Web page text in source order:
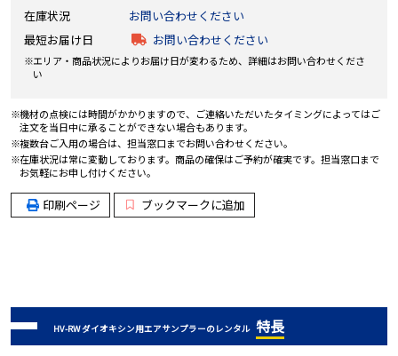
在庫状況
お問い合わせください
最短お届け日
お問い合わせください
エリア・商品状況によりお届け日が変わるため、詳細はお問い合わせくださ
い
機材の点検には時間がかかりますので、ご連絡いただいたタイミングによってはご
注文を当日中に承ることができない場合もあります。
複数台ご入用の場合は、担当窓口までお問い合わせください。
在庫状況は常に変動しております。商品の確保はご予約が確実です。担当窓口まで
お気軽にお申し付けください。
印刷ページ ブックマークに追加
HV-RW ダイオキシン用エアサンプラーのレンタル 特長